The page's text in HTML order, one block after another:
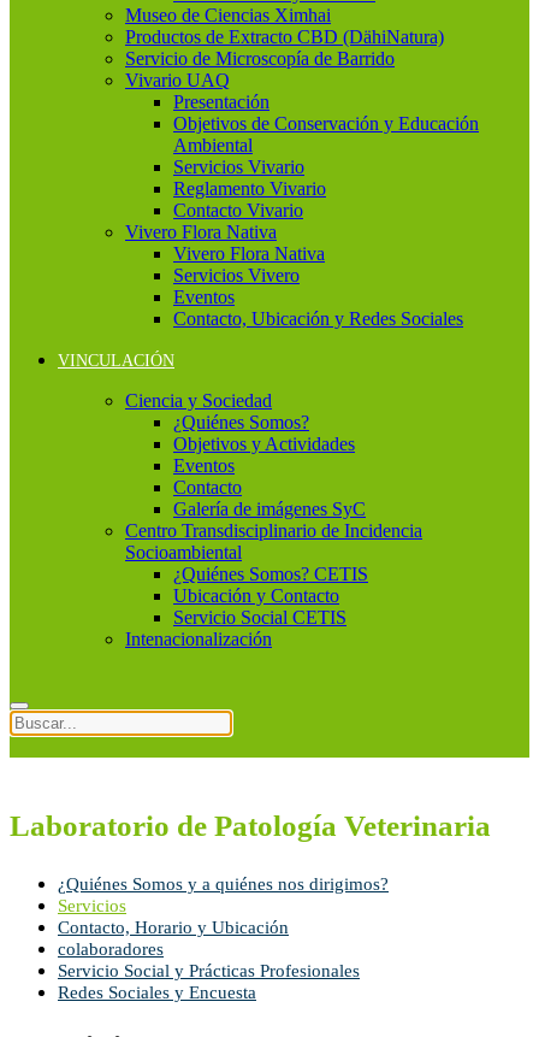
Museo de Ciencias Ximhai
Productos de Extracto CBD (DähiNatura)
Servicio de Microscopía de Barrido
Vivario UAQ
Presentación
Objetivos de Conservación y Educación
Ambiental
Servicios Vivario
Reglamento Vivario
Contacto Vivario
Vivero Flora Nativa
Vivero Flora Nativa
Servicios Vivero
Eventos
Contacto, Ubicación y Redes Sociales
VINCULACIÓN
Ciencia y Sociedad
¿Quiénes Somos?
Objetivos y Actividades
Eventos
Contacto
Galería de imágenes SyC
Centro Transdisciplinario de Incidencia
Socioambiental
¿Quiénes Somos? CETIS
Ubicación y Contacto
Servicio Social CETIS
Intenacionalización
Laboratorio de Patología Veterinaria
¿Quiénes Somos y a quiénes nos dirigimos?
Servicios
Contacto, Horario y Ubicación
colaboradores
Servicio Social y Prácticas Profesionales
Redes Sociales y Encuesta